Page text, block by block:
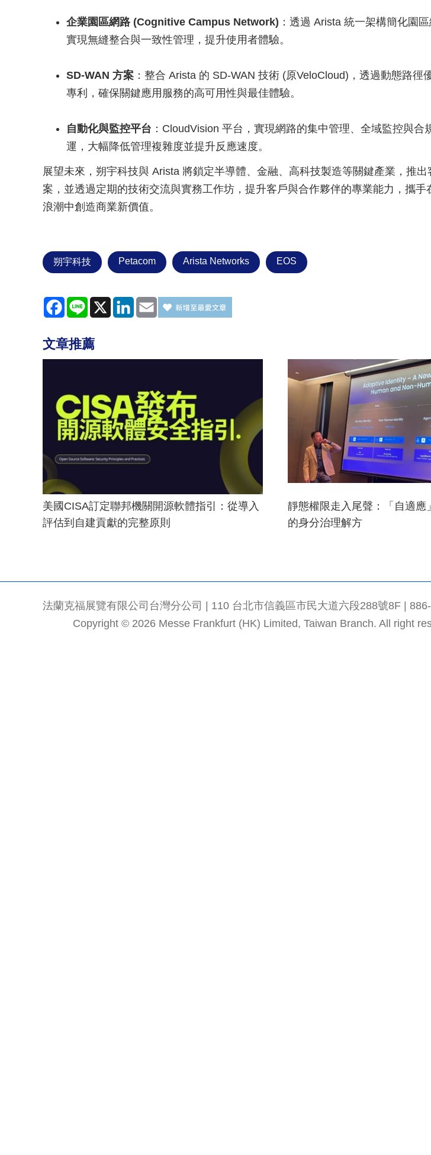
企業園區網路 (Cognitive Campus Network) ：透過 Arista 統一架構簡化園區
實現無縫整合與一致性管理，提升使用者體驗。
SD-WAN 方案 ：整合 Arista 的 SD-WAN 技術 (原VeloCloud)，透過動態路徑
專利，確保關鍵應用服務的高可用性與最佳體驗。
自動化與監控平台 ：CloudVision 平台，實現網路的集中管理、全域監控與合
運，大幅降低管理複雜度並提升反應速度。
展望未來，朔宇科技與 Arista 將鎖定半導體、金融、高科技製造等關鍵產業，推出
案，並透過定期的技術交流與實務工作坊，提升客戶與合作夥伴的專業能力，攜手
浪潮中創造商業新價值。
朔宇科技 Petacom Arista Networks EOS
Facebook
Line X LinkedInEmail
文章推薦
美國CISA訂定聯邦機關開源軟體指引：從導入
評估到自建貢獻的完整原則
靜態權限走入尾聲：「自適應
的身分治理解方
法蘭克福展覽有限公司台灣分公司 | 110 台北市信義區市民大道六段288號8F |
Copyright © 2026 Messe Frankfurt (HK) Limited, Taiwan Branch. All right